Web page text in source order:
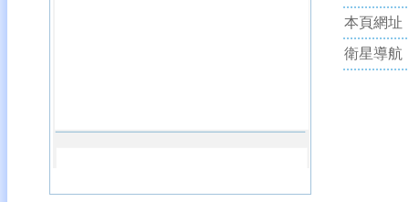
本頁網址
衛星導航